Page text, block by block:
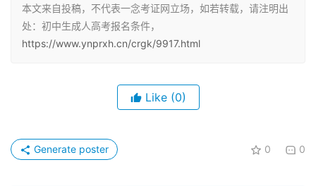
成人高考分为高起专和高起本两个层次，想要报考这两个层
次的考生需要满足以下条件：
必须要有高中毕业证。此外，成人高考高起专和高起本的报
本文来自投稿，不代表一念考证网立场，如若转载，请注明出
处：初中生成人高考报名条件，
https://www.ynprxh.cn/crgk/9917.html
Like (0)
0 0
Generate poster